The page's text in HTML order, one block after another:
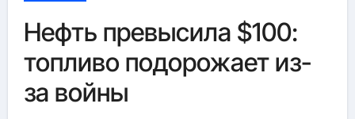
Нефть превысила $100:
топливо подорожает из-
за войны